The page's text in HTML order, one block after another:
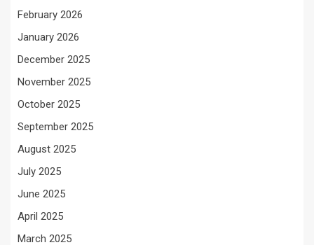
February 2026
January 2026
December 2025
November 2025
October 2025
September 2025
August 2025
July 2025
June 2025
April 2025
March 2025